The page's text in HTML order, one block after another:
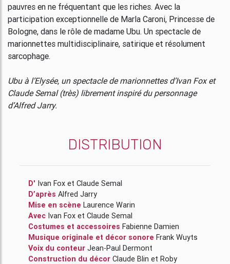
pauvres en ne fréquentant que les riches. Avec la
participation exceptionnelle de Marla Caroni, Princesse de
Bologne, dans le rôle de madame Ubu. Un spectacle de
marionnettes multidisciplinaire, satirique et résolument
sarcophage.
Ubu à l’Elysée, un spectacle de marionnettes d’Ivan Fox et
Claude Semal (très) librement inspiré du personnage
d’Alfred Jarry.
DISTRIBUTION
D' Ivan Fox et Claude Semal
D’après Alfred Jarry
Mise en scène Laurence Warin
Avec
Ivan Fox et Claude Semal
Costumes et accessoires Fabienne Damien
Musique originale et décor sonore Frank Wuyts
Voix du conteur Jean-Paul Dermont
Construction du décor Claude Blin et Roby